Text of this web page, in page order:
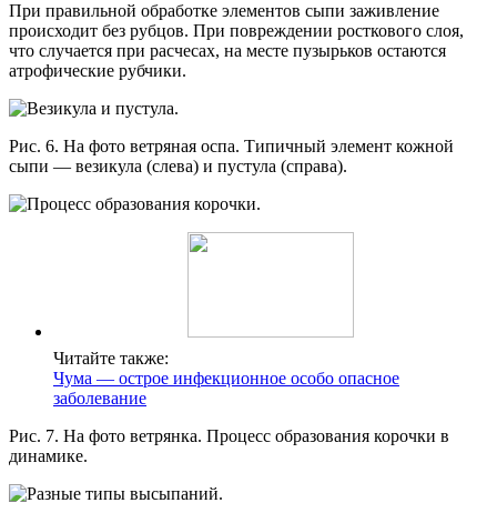
При правильной обработке элементов сыпи заживление
происходит без рубцов. При повреждении росткового слоя,
что случается при расчесах, на месте пузырьков остаются
атрофические рубчики.
Рис. 6. На фото ветряная оспа. Типичный элемент кожной
сыпи — везикула (слева) и пустула (справа).
Читайте также:
Чума — острое инфекционное особо опасное
заболевание
Рис. 7. На фото ветрянка. Процесс образования корочки в
динамике.